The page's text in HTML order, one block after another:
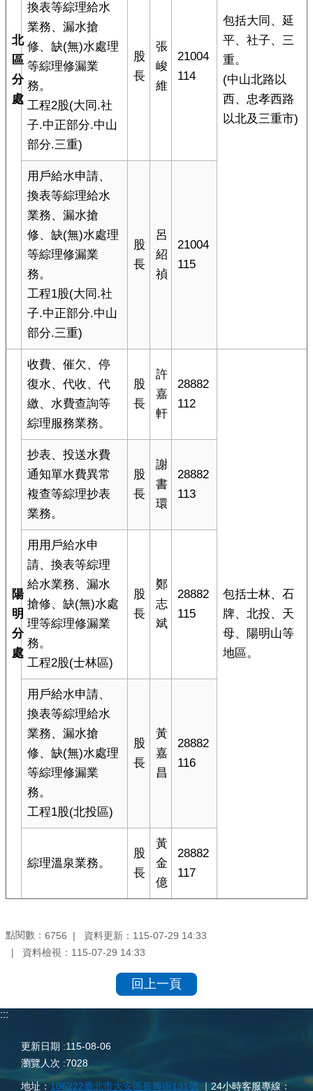
北
區
分
處
包括大同、延
平、社子、三
重。
(中山北路以
西、忠孝西路
以北及三重市)
換表等綜理給水
業務、漏水搶
修、缺(無)水處理
等綜理修漏業
務。
工程2股(大同.社
子.中正部分.中山
部分.三重)
股
長
張
峻
維
21004
114
用戶給水申請、
換表等綜理給水
業務、漏水搶
修、缺(無)水處理
等綜理修漏業
務。
工程1股(大同.社
子.中正部分.中山
部分.三重)
股
長
呂
紹
禎
21004
115
陽
明
分
處
收費、催欠、停
復水、代收、代
繳、水費查詢等
綜理服務業務。
股
長
許
嘉
軒
28882
112
包括士林、石
牌、北投、天
母、陽明山等
地區。
抄表、投送水費
通知單水費異常
複查等綜理抄表
業務。
股
長
謝
書
環
28882
113
用用戶給水申
請、換表等綜理
給水業務、漏水
搶修、缺(無)水處
理等綜理修漏業
務。
工程2股(士林區)
股
長
鄭
志
斌
28882
115
用戶給水申請、
換表等綜理給水
業務、漏水搶
修、缺(無)水處理
等綜理修漏業
務。
工程1股(北投區)
股
長
黃
嘉
昌
28882
116
綜理溫泉業務。
股
長
黃
金
億
28882
117
點閱數： 6756 資料更新： 115-07-29 14:33
資料檢視： 115-07-29 14:33
回上一頁
:::
更新日期
115-08-06
瀏覽人次 7028
地址： 106222臺北市大安區長興街131號 ｜24小時客服專線：